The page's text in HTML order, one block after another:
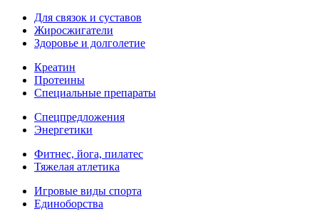
Для связок и суставов
Жиросжигатели
Здоровье и долголетие
Креатин
Протеины
Специальные препараты
Спецпредложения
Энергетики
Фитнес, йога, пилатес
Тяжелая атлетика
Игровые виды спорта
Единоборства